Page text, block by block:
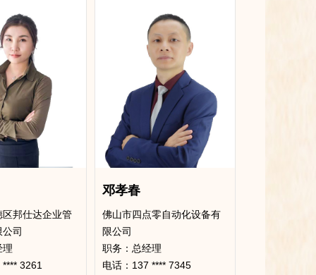
邦仕达企业管
司
理
3261
邓孝春
佛山市四点零自动化设备有
限公司
​职务：总经理
电话：137 **** 7345